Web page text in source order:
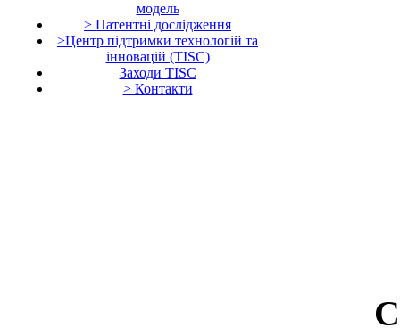
модель
> Патентні дослідження
>Центр підтримки технологій та
інновацій (TISC)
Заходи TISC
> Контакти